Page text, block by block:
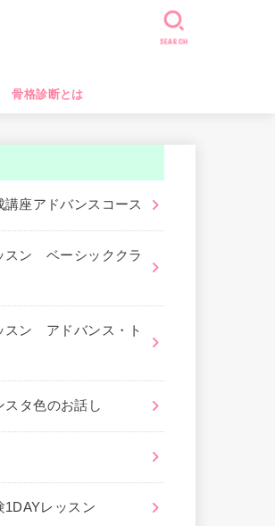
骨格診断とは
SEARCH
座アドバンスコース
スン ベーシッククラ
スン アドバンス・ト
スタ色のお話し
1DAYレッスン